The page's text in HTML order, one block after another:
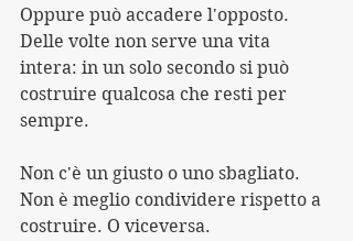
Oppure può accadere l'opposto.
Delle volte non serve una vita
intera: in un solo secondo si può
costruire qualcosa che resti per
sempre.
Non c'è un giusto o uno sbagliato.
Non è meglio condividere rispetto a
costruire. O viceversa.